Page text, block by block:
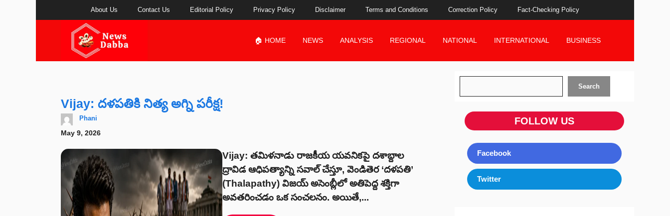
About Us Contact Us Editorial Policy Privacy Policy Disclaimer Terms and Conditions Correction Policy Fact-Checking Policy
🏠 HOME NEWS ANALYSIS REGIONAL NATIONAL INTERNATIONAL BUSINESS
Vijay: దళపతికి నిత్య అగ్ని పరీక్ష!
Phani
May 9, 2026
Vijay: తమిళనాడు రాజకీయ యవనికపై దశాబ్దాల
ద్రావిడ ఆధిపత్యాన్ని సవాల్ చేస్తూ, వెండితెర ‘దళపతి’
(Thalapathy) విజయ్ అసెంబ్లీలో అతిపెద్ద శక్తిగా
అవతరించడం ఒక సంచలనం. అయితే,...
Search
FOLLOW US
Facebook
Twitter